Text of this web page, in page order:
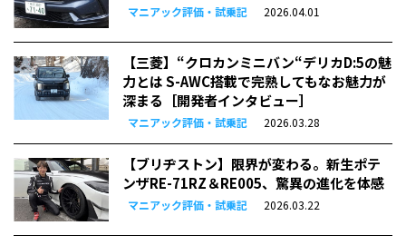
マニアック評価・試乗記 2026.04.01
【三菱】“クロカンミニバン“デリカD:5の魅
力とは S-AWC搭載で完熟してもなお魅力が
深まる［開発者インタビュー］
マニアック評価・試乗記 2026.03.28
【ブリヂストン】限界が変わる。新生ポテ
ンザRE-71RZ＆RE005、驚異の進化を体感
マニアック評価・試乗記 2026.03.22